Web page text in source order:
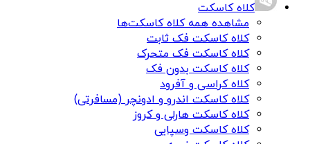
کلاه کاسکت
مشاهده همه کلاه کاسکت‌ها
کلاه کاسکت فک ثابت
کلاه کاسکت فک متحرک
کلاه کاسکت بدون فک
کلاه کراسی و آفرود
کلاه کاسکت اندرو و ادونچر (مسافرتی)
کلاه کاسکت هارلی و کروز
کلاه کاسکت وسپایی